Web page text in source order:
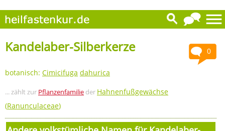
0
Kandelaber-Silberkerze
botanisch: Cimicifuga dahurica
... zählt zur Pflanzenfamilie der Hahnenfußgewächse
(Ranunculaceae)